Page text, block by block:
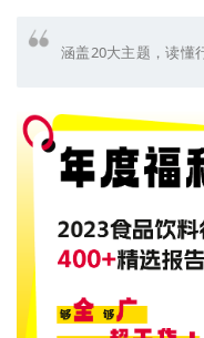
涵盖20大主题，读懂